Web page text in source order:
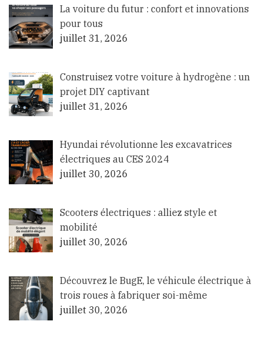
La voiture du futur : confort et innovations
pour tous
juillet 31, 2026
Construisez votre voiture à hydrogène : un
projet DIY captivant
juillet 31, 2026
Hyundai révolutionne les excavatrices
électriques au CES 2024
juillet 30, 2026
Scooters électriques : alliez style et
mobilité
juillet 30, 2026
Découvrez le BugE, le véhicule électrique à
trois roues à fabriquer soi-même
juillet 30, 2026